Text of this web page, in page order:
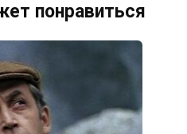
понравиться